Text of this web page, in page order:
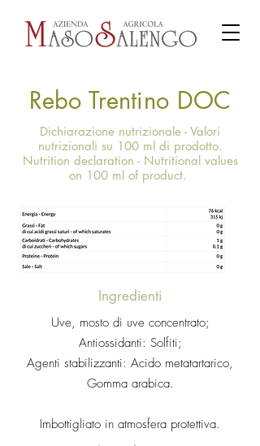
Rebo Trentino DOC
Dichiarazione nutrizionale - Valori
nutrizionali su 100 ml di prodotto.
Nutrition declaration - Nutritional values
on 100 ml of product.
Ingredienti
Uve, mosto di uve concentrato;
Antiossidanti: Solfiti;
Agenti stabilizzanti: Acido metatartarico,
Gomma arabica.
Imbottigliato in atmosfera protettiva.